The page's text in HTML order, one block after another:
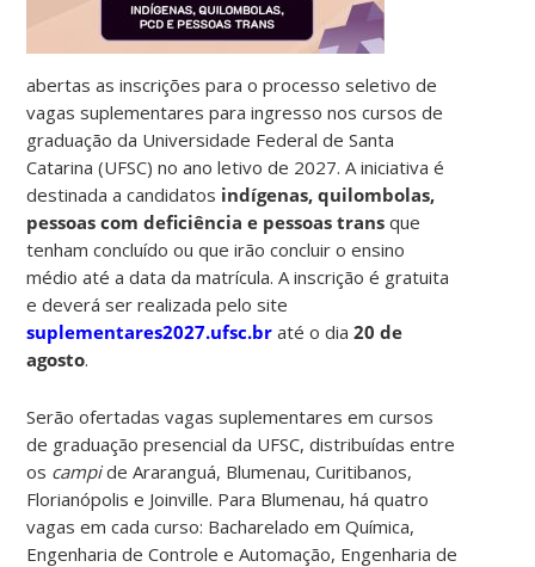
abertas as inscrições para o processo seletivo de
vagas suplementares para ingresso nos cursos de
graduação da Universidade Federal de Santa
Catarina (UFSC) no ano letivo de 2027. A iniciativa é
destinada a candidatos indígenas, quilombolas,
pessoas com deficiência e pessoas trans que
tenham concluído ou que irão concluir o ensino
médio até a data da matrícula. A inscrição é gratuita
e deverá ser realizada pelo site
suplementares2027.ufsc.br até o dia20 de
agosto.
Serão ofertadas vagas suplementares em cursos
de graduação presencial da UFSC, distribuídas entre
os campide Araranguá, Blumenau, Curitibanos,
Florianópolis e Joinville. Para Blumenau, há quatro
vagas em cada curso: Bacharelado em Química,
Engenharia de Controle e Automação, Engenharia de